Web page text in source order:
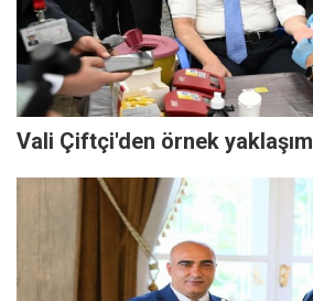
Vali Çiftçi'den örnek yaklaşım